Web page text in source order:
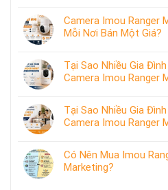
Camera Imou Ranger
Mỗi Nơi Bán Một Giá?
Tại Sao Nhiều Gia
Camera Imou Ranger
Tại Sao Nhiều Gia
Camera Imou Ranger
Có Nên Mua Imou
Marketing?